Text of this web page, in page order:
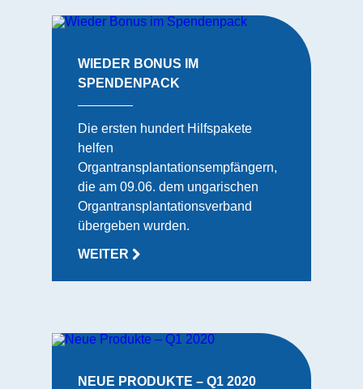
WIEDER BONUS IM
SPENDENPACK
Die ersten hundert Hilfspakete
helfen
Organtransplantationsempfängern,
die am 09.06. dem ungarischen
Organtransplantationsverband
übergeben wurden.
WEITER
NEUE PRODUKTE – Q1 2020